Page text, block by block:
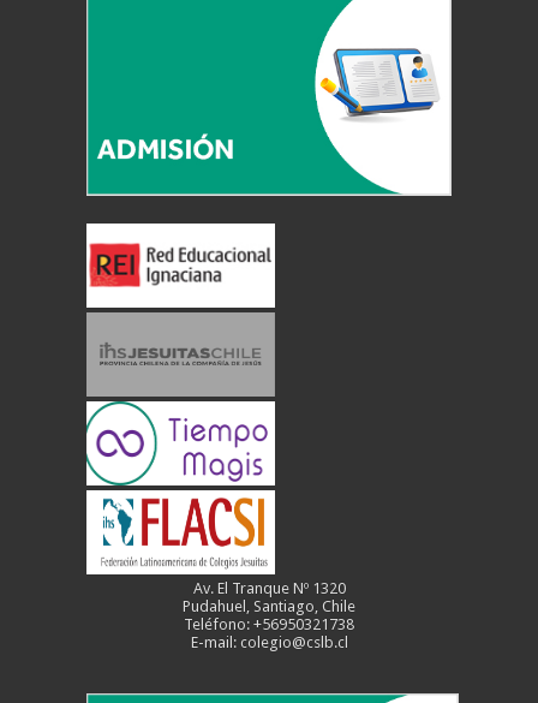
Av. El Tranque Nº 1320
Pudahuel, Santiago, Chile
Teléfono: +56950321738
E-mail: colegio@cslb.cl